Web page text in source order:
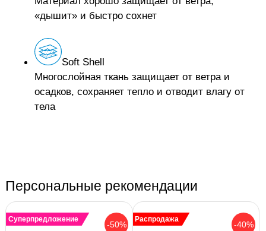
«дышит» и быстро сохнет
Soft Shell
Многослойная ткань защищает от ветра и
осадков, сохраняет тепло и отводит влагу от
тела
Персональные рекомендации
-50%
Суперпредложение
-40%
Распродажа